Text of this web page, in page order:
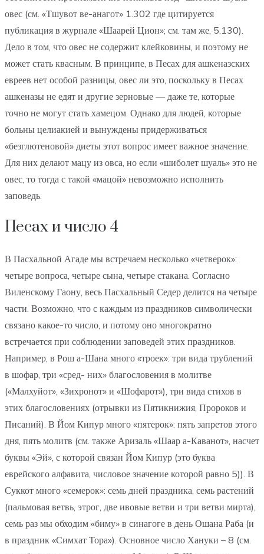
овес (см. «Тшувот ве-анагот» 1.302 где цитируется
публикация в журнале «Шаарей Цион»; см. там же, 5.130).
Дело в том, что овес не содержит клейковины, и поэтому не
может стать квасным. В принципе, в Песах для ашкеназских
евреев нет особой разницы, овес ли это, поскольку в Песах
ашкеназы не едят и другие зерновые — даже те, которые
точно не могут стать хамецом. Однако для людей, которые
больны целиакией и вынуждены придерживаться
«безглютеновой» диеты этот вопрос имеет важное значение.
Для них делают мацу из овса, но если «шиболет шуаль» это не
овес, то тогда с такой «мацой» невозможно исполнить
заповедь.
Песах и число 4
В Пасхальной Агаде мы встречаем несколько «четверок»:
четыре вопроса, четыре сына, четыре стакана. Согласно
Виленскому Гаону, весь Пасхальный Седер делится на четыре
части. Возможно, что с каждым из праздников символически
связано какое-то число, и потому оно многократно
встречается при соблюдении заповедей этих праздников.
Например, в Рош а-Шана много «троек»: три вида трублений
в шофар, три «сред- них» благословения в молитве
(«Малхуйот», «Зихронот» и «Шофарот»), три вида стихов в
этих благословениях (отрывки из Пятикнижия, Пророков и
Писаний). В Йом Кипур много «пятерок»: пять запретов этого
дня, пять молитв (см. также Аризаль «Шаар а-Каванот», насчет
буквы «Эй», с которой связан Йом Кипур (это буква
еврейского алфавита, числовое значение которой равно 5)). В
Суккот много «семерок»: семь дней праздника, семь растений
(пальмовая ветвь, этрог, две ивовые ветви и три ветви мирта),
семь раз мы обходим «биму» в синагоге в день Ошана Раба (и
в праздник «Симхат Тора»). Основное число Хануки – 8 (см.